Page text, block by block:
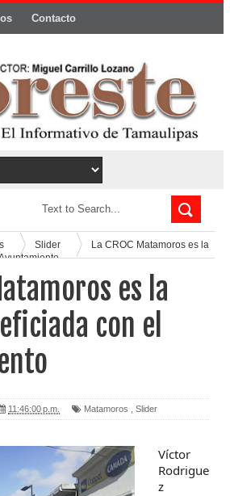
Contacto
Slider
La CROC Matamoros es la
es la
con el
11:46:00 p.m. Matamoros Slider
Víctor
Rodrigue
z